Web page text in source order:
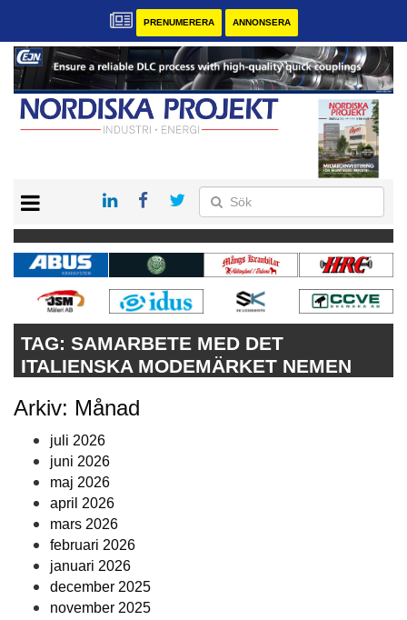
PRENUMERERA ANNONSERA
KONTAKT
VÅRA ANDRA MAGASIN
PRENUMERERA
ANNONSERA
TAG: SAMARBETE MED DET
ITALIENSKA MODEMÄRKET NEMEN
Arkiv: Månad
juli 2026
juni 2026
maj 2026
april 2026
mars 2026
februari 2026
januari 2026
december 2025
november 2025